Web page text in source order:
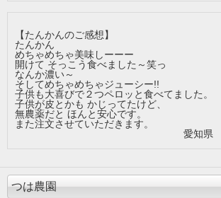
【たんかんのご感想】
たんかん
めちゃめちゃ美味しーーー
開けて そっこう食べました～笑っ
なんか濃い～
そしてめちゃめちゃジューシー!!
子供も大喜びで２つペロッと食べてました。
子供が皮とかも かじってたけど、
無農薬だと ほんと安心です。
また注文させていただきます。
愛知県 О
つは農園